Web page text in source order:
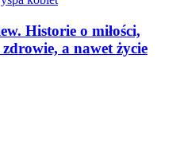
Historie o miłości,
a nawet życie